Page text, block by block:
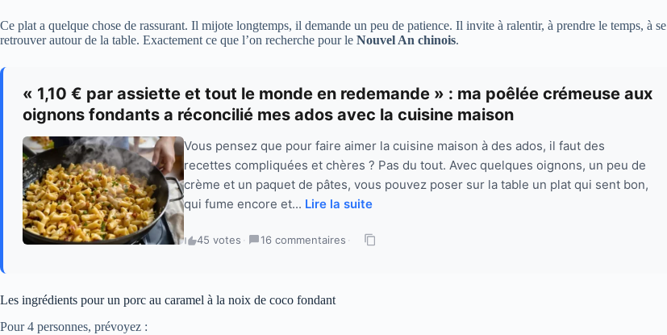
Ce plat a quelque chose de rassurant. Il mijote longtemps, il demande un peu de patience. Il invite à ralentir, à prendre le temps, à se
retrouver autour de la table. Exactement ce que l’on recherche pour le Nouvel An chinois.
« 1,10 € par assiette et tout le monde en redemande » : ma poêlée crémeuse aux
oignons fondants a réconcilié mes ados avec la cuisine maison
Vous pensez que pour faire aimer la cuisine maison à des ados, il faut des
recettes compliquées et chères ? Pas du tout. Avec quelques oignons, un peu de
crème et un paquet de pâtes, vous pouvez poser sur la table un plat qui sent bon,
qui fume encore et... Lire la suite
45 votes · 16 commentaires ·
Les ingrédients pour un porc au caramel à la noix de coco fondant
Pour 4 personnes, prévoyez :